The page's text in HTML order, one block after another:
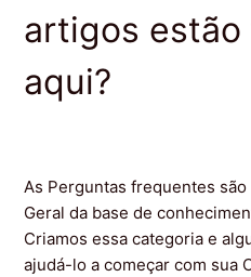
Como publico o meu
Como personalizo a minha
artigos estão
aqui?
As Perguntas frequentes
Geral da base de
Criamos essa categoria e
ajudá-lo a começar com sua